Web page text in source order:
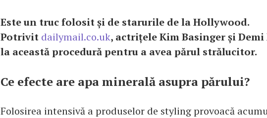
Este un truc folosit și de starurile de la Hollywood.
Potrivit dailymail.co.uk, actrițele Kim Basinger și
la această procedură pentru a avea părul strălucitor.
Ce efecte are apa minerală asupra părului?
Folosirea intensivă a produselor de styling provoacă